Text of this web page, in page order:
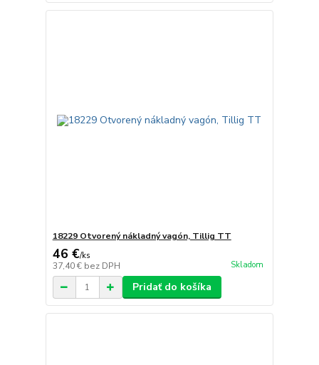
18229 Otvorený nákladný vagón, Tillig TT
46 €/ks
37,40 € bez DPH Skladom
Pridať do košíka